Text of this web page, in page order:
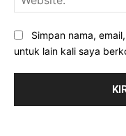
Simpan nama,
untuk lain kali saya